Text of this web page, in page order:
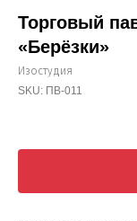
Торговый
«Берёзки»
Изостудия
SKU: ПВ-011